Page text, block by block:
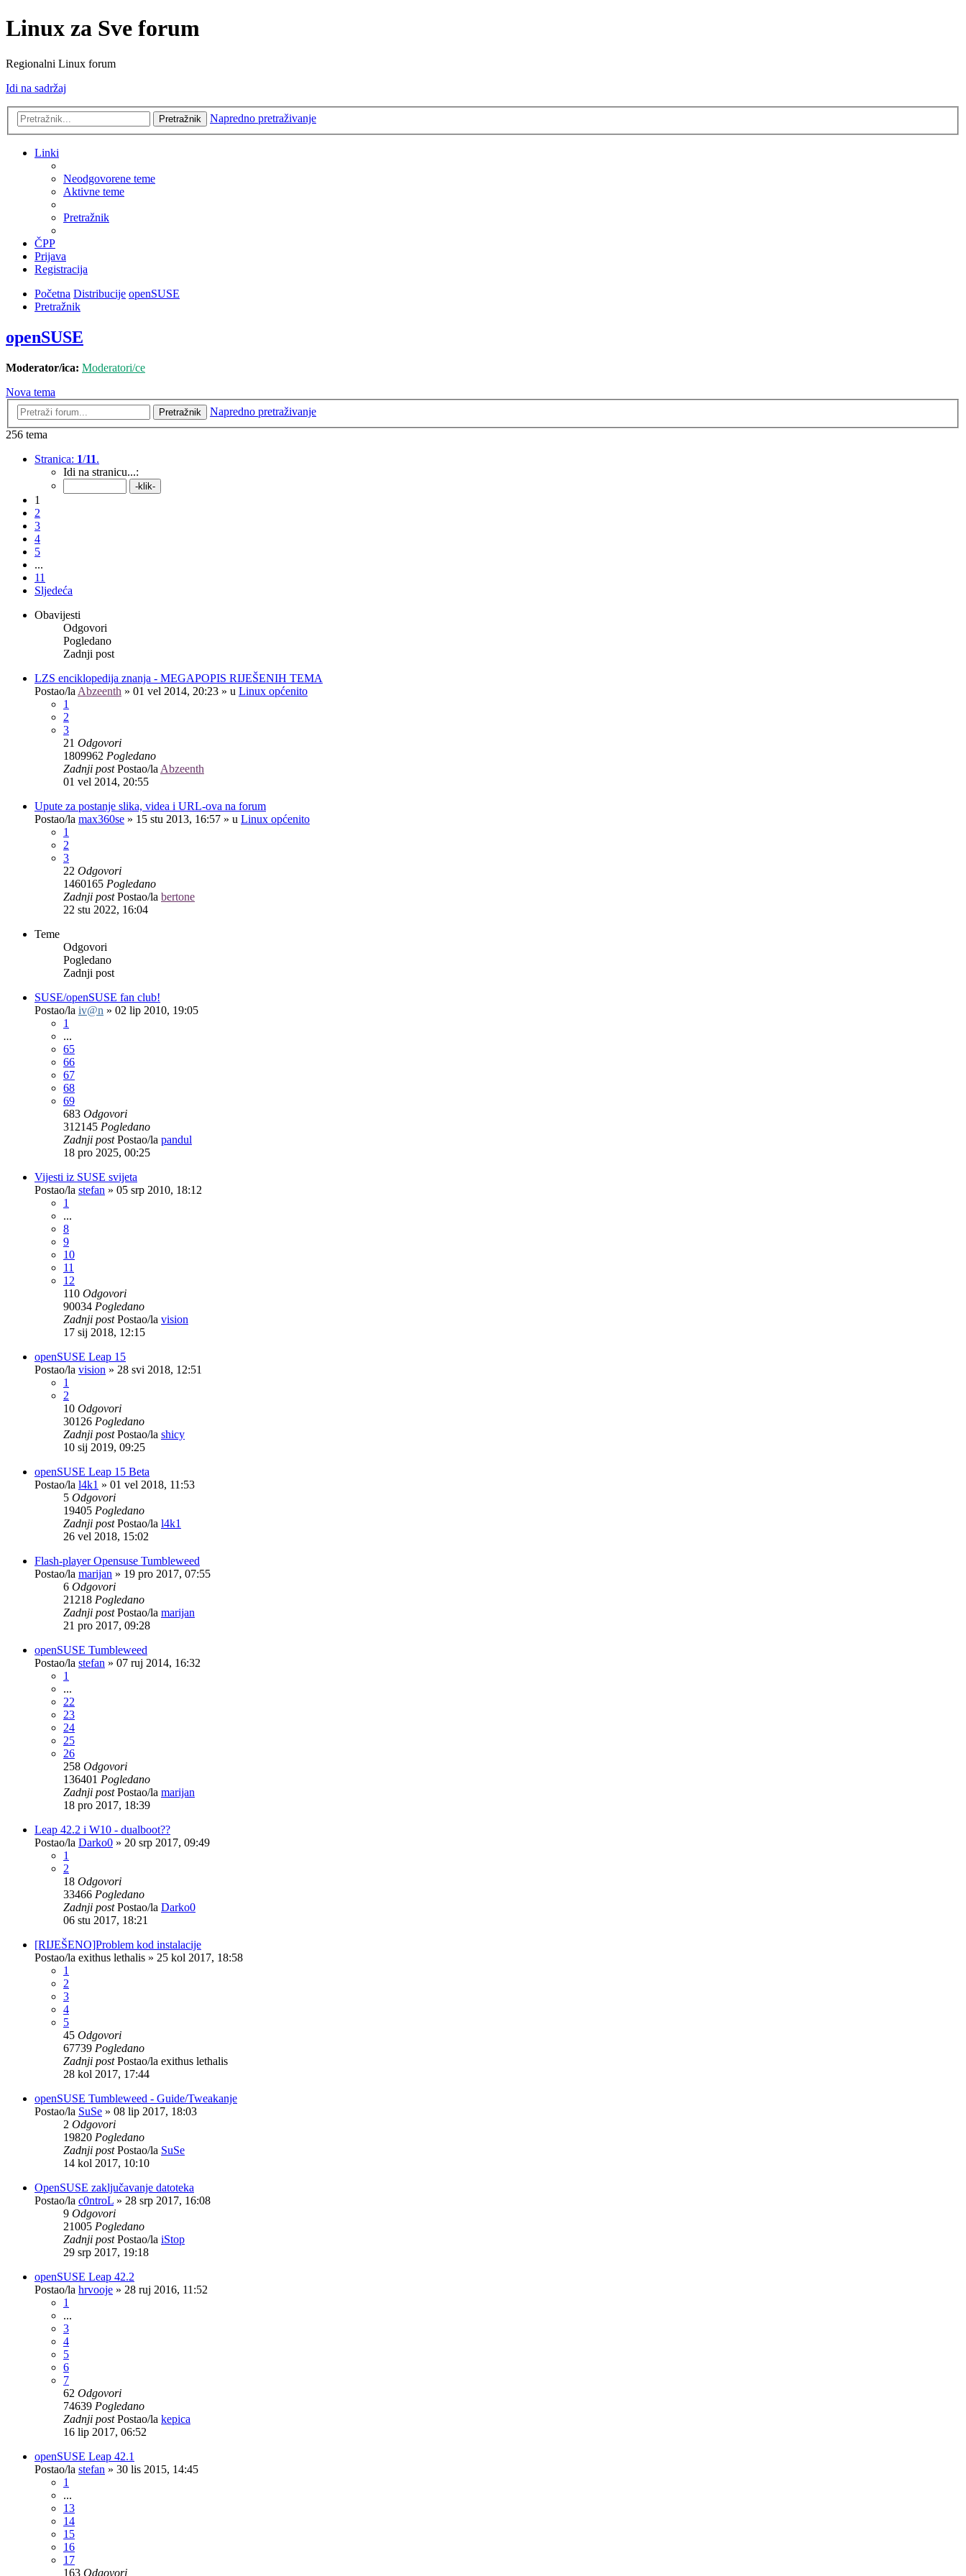
Linux za Sve forum
Regionalni Linux forum
Idi na sadržaj
Pretražnik Napredno pretraživanje
Linki
Neodgovorene teme
Aktivne teme
Pretražnik
ČPP
Prijava
Registracija
Početna Distribucije openSUSE
Pretražnik
openSUSE
Moderator/ica: Moderatori/ce
Nova tema
Pretražnik
Napredno pretraživanje
256 tema
Stranica: 1/11.
Idi na stranicu...:
1
2
3
4
5
...
11
Sljedeća
Obavijesti
Odgovori
Pogledano
Zadnji post
LZS enciklopedija znanja - MEGAPOPIS RIJEŠENIH TEMA
Postao/la Abzeenth » 01 vel 2014, 20:23 » u Linux općenito
1
2
3
21 Odgovori
1809962 Pogledano
Zadnji postPostao/la Abzeenth
01 vel 2014, 20:55
Upute za postanje slika, videa i URL-ova na forum
Postao/la max360se » 15 stu 2013, 16:57 » u Linux općenito
1
2
3
22 Odgovori
1460165 Pogledano
Zadnji postPostao/la bertone
22 stu 2022, 16:04
Teme
Odgovori
Pogledano
Zadnji post
SUSE/openSUSE fan club!
Postao/la iv@n » 02 lip 2010, 19:05
1
...
65
66
67
68
69
683 Odgovori
312145 Pogledano
Zadnji postPostao/la pandul
18 pro 2025, 00:25
Vijesti iz SUSE svijeta
Postao/la stefan » 05 srp 2010, 18:12
1
...
8
9
10
11
12
110 Odgovori
90034 Pogledano
Zadnji postPostao/la vision
17 sij 2018, 12:15
openSUSE Leap 15
Postao/la vision » 28 svi 2018, 12:51
1
2
10 Odgovori
30126 Pogledano
Zadnji postPostao/la shicy
10 sij 2019, 09:25
openSUSE Leap 15 Beta
Postao/la l4k1 » 01 vel 2018, 11:53
5 Odgovori
19405 Pogledano
Zadnji postPostao/la l4k1
26 vel 2018, 15:02
Flash-player Opensuse Tumbleweed
Postao/la marijan » 19 pro 2017, 07:55
6 Odgovori
21218 Pogledano
Zadnji postPostao/la marijan
21 pro 2017, 09:28
openSUSE Tumbleweed
Postao/la stefan » 07 ruj 2014, 16:32
1
...
22
23
24
25
26
258 Odgovori
136401 Pogledano
Zadnji postPostao/la marijan
18 pro 2017, 18:39
Leap 42.2 i W10 - dualboot??
Postao/la Darko0 » 20 srp 2017, 09:49
1
2
18 Odgovori
33466 Pogledano
Zadnji postPostao/la Darko0
06 stu 2017, 18:21
[RIJEŠENO]Problem kod instalacije
Postao/la exithus lethalis » 25 kol 2017, 18:58
1
2
3
4
5
45 Odgovori
67739 Pogledano
Zadnji postPostao/la exithus lethalis
28 kol 2017, 17:44
openSUSE Tumbleweed - Guide/Tweakanje
Postao/la SuSe » 08 lip 2017, 18:03
2 Odgovori
19820 Pogledano
Zadnji postPostao/la SuSe
14 kol 2017, 10:10
OpenSUSE zaključavanje datoteka
Postao/la c0ntroL » 28 srp 2017, 16:08
9 Odgovori
21005 Pogledano
Zadnji postPostao/la iStop
29 srp 2017, 19:18
openSUSE Leap 42.2
Postao/la hrvooje » 28 ruj 2016, 11:52
1
...
3
4
5
6
7
62 Odgovori
74639 Pogledano
Zadnji postPostao/la kepica
16 lip 2017, 06:52
openSUSE Leap 42.1
Postao/la stefan » 30 lis 2015, 14:45
1
...
13
14
15
16
17
163 Odgovori